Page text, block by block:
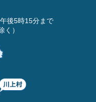
後5時15分まで
く）